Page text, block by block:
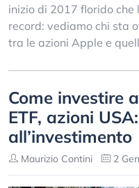
inizio di 2017 florido che
record: vediamo chi sta
tra le azioni Apple e
Come investire
ETF, azioni
all’investimento
Maurizio Contini 2